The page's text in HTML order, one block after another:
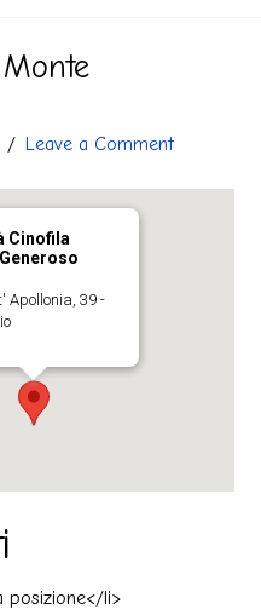
Leave a Comment
Cinofila
Apollonia, 39 -
posizione</li>